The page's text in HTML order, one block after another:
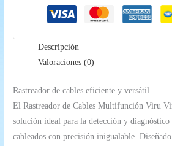
Descripción
Valoraciones (0)
Rastreador de cables eficiente y versátil
El Rastreador de Cables Multifunción Viru
solución ideal para la detección y diagnóstico
cableados con precisión inigualable.